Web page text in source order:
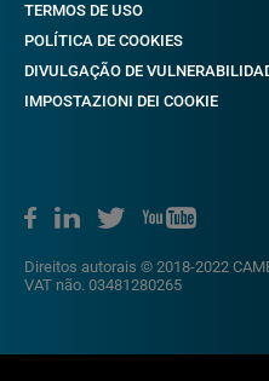
Direitos autorais © 2018-2022
VAT não. 03481280265
TERMOS DE USO
POLÍTICA DE COOKIES
DIVULGAÇÃO DE
IMPOSTAZIONI DEI COOKIE